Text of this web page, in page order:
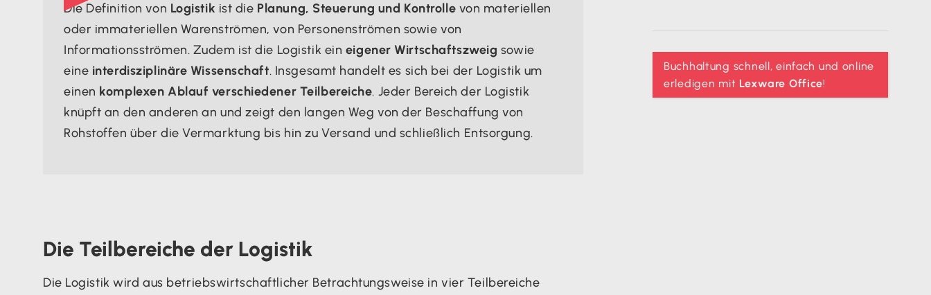
Die Definition von Logistik ist die Planung, Steuerung und Kontrolle von materiellen
oder immateriellen Warenströmen, von Personenströmen sowie von
Informationsströmen. Zudem ist die Logistik ein eigener Wirtschaftszweig sowie
eine interdisziplinäre Wissenschaft. Insgesamt handelt es sich bei der Logistik um
einen komplexen Ablauf verschiedener Teilbereiche. Jeder Bereich der Logistik
knüpft an den anderen an und zeigt den langen Weg von der Beschaffung von
Rohstoffen über die Vermarktung bis hin zu Versand und schließlich Entsorgung.
Die Teilbereiche der Logistik
Die Logistik wird aus betriebswirtschaftlicher Betrachtungsweise in vier Teilbereiche
Buchhaltung schnell, einfach und online
erledigen mit Lexware Office!